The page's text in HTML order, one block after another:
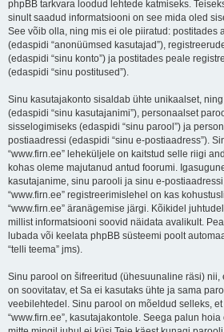
phpBB tarkvara loodud lehtede katmiseks.
sinult saadud informatsiooni on see mida oled
See võib olla, ning mis ei ole piiratud: postitades
(edaspidi “anonüümsed kasutajad”),
(edaspidi “sinu konto”) ja postitades peale
(edaspidi “sinu postitused”).
Sinu kasutajakonto sisaldab ühte unikaalset,
(edaspidi “sinu kasutajanimi”), personaalset
sisselogimiseks (edaspidi “sinu parool”) ja
postiaadressi (edaspidi “sinu e-postiaadress”).
“www.firn.ee” leheküljele on kaitstud selle riigi
kohas oleme majutanud antud foorumi.
kasutajanime, sinu parooli ja sinu e-
“www.firn.ee” registreerimislehel on kas
“www.firn.ee” äranägemise järgi. Kõikidel
millist informatsiooni soovid näidata avalikult.
lubada või keelata phpBB süsteemi poolt
“telli teema” jms).
Sinu parool on šifreeritud (ühesuunaline räsi) nii,
on soovitatav, et Sa ei kasutaks ühte ja sama
veebilehtedel. Sinu parool on mõeldud selleks,
“www.firn.ee”, kasutajakontole. Seega palun